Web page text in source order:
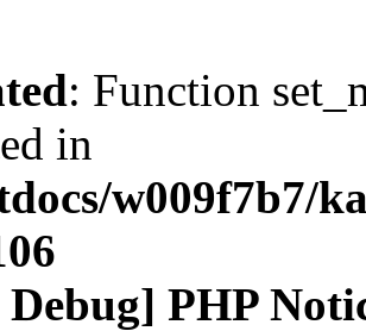
: Function
in
w009f7b7/
PHP